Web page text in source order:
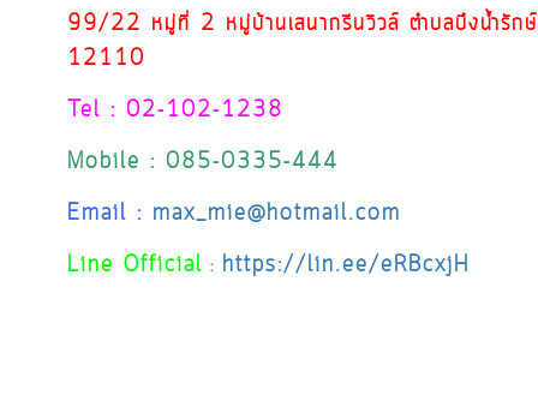
99/22 หมู่ที่ 2 หมู่บ้านเสนากรีนวิวล์ ตำบลบึงน้ำรัก
12110
Tel : 02-102-1238
Mobile : 085-0335-444
Email : max_mie@hotmail.com
Line Official : https://lin.ee/eRBcxjH